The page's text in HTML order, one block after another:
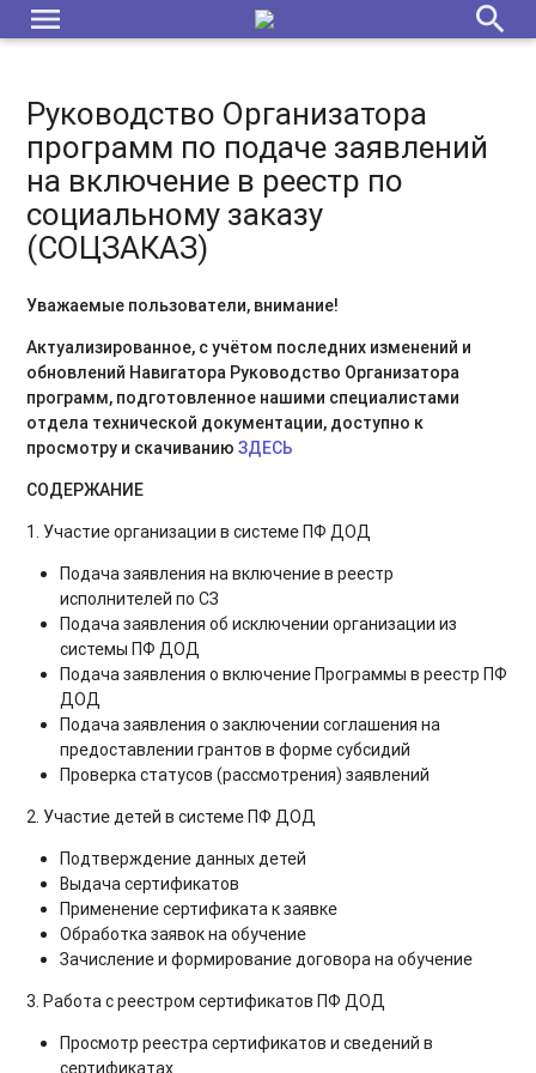
menu search
Руководство Организатора
программ по подаче заявлений
на включение в реестр по
социальному заказу
(СОЦЗАКАЗ)
Уважаемые пользователи, внимание!
Актуализированное, с учётом последних изменений и
обновлений Навигатора Руководство Организатора
программ, подготовленное нашими специалистами
отдела технической документации, доступно к
просмотру и скачиваниюЗДЕСЬ
СОДЕРЖАНИЕ
1. Участие организации в системе ПФ ДОД
Подача заявления на включение в реестр
исполнителей по СЗ
Подача заявления об исключении организации из
системы ПФ ДОД
Подача заявления о включение Программы в реестр ПФ
ДОД
Подача заявления о заключении соглашения на
предоставлении грантов в форме субсидий
Проверка статусов (рассмотрения) заявлений
2. Участие детей в системе ПФ ДОД
Подтверждение данных детей
Выдача сертификатов
Применение сертификата к заявке
Обработка заявок на обучение
Зачисление и формирование договора на обучение
3. Работа с реестром сертификатов ПФ ДОД
Просмотр реестра сертификатов и сведений в
сертификатах